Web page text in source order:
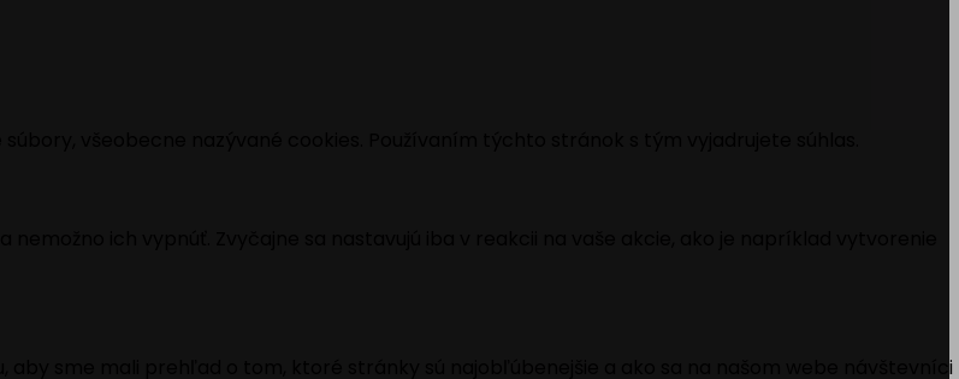
všeobecne nazývané cookies. Používaním týchto stránok s tým vyjadrujete súhlas.
ich vypnúť. Zvyčajne sa nastavujú iba v reakcii na vaše akcie, ako je napríklad vytvorenie
aby sme mali prehľad o tom, ktoré stránky sú najobľúbenejšie a ako sa na našom webe návštevníci